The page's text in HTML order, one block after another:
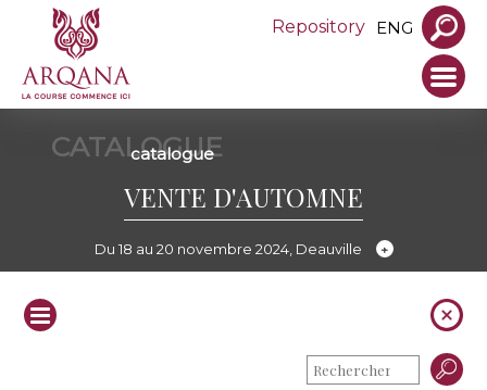
Repository ENG
CATALOGUE
catalogue
VENTE D'AUTOMNE
Du 18 au 20 novembre 2024, Deauville